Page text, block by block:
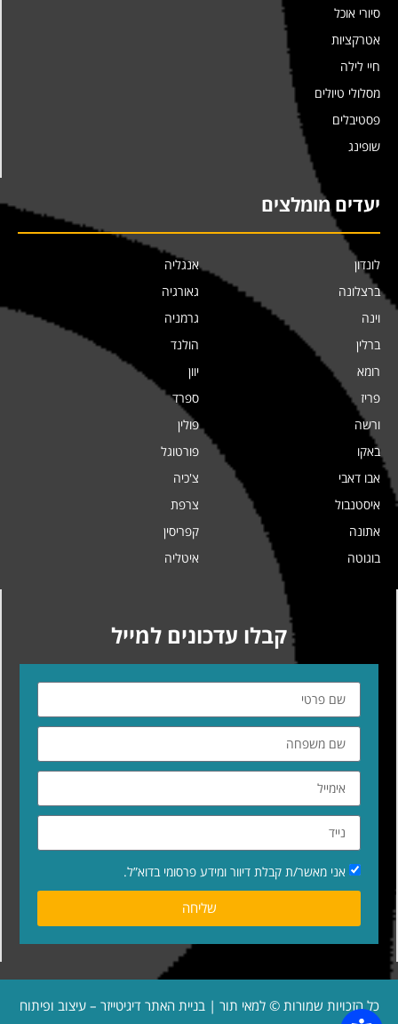
סיורי אוכל
אטרקציות
חיי לילה
מסלולי טיולים
פסטיבלים
שופינג
יעדים מומלצים
לונדון
ברצלונה
וינה
ברלין
רומא
פריז
ורשה
באקו
אבו דאבי
איסטנבול
אתונה
בוגוטה
אנגליה
גאורגיה
גרמניה
הולנד
יוון
ספרד
פולין
פורטוגל
צ'כיה
צרפת
קפריסין
איטליה
קבלו עדכונים למייל
אני מאשר/ת קבלת דיוור ומידע פרסומי בדוא”ל.
שליחה
כל הזכויות שמורות © למאי תור | בניית האתר דיגיטייזר – עיצוב ופיתוח